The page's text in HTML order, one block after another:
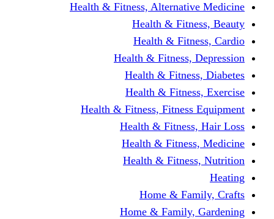
Health & Fitness,
Health &
Health &
Health & Fitness,
Health &
Health &
Health & Fitness,
Health &
Health &
Health &
Home &
Home &